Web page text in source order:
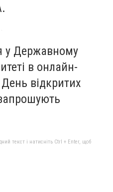
у Державному
в онлайн-
відкритих
текст і натисніть Ctrl + Enter, щоб